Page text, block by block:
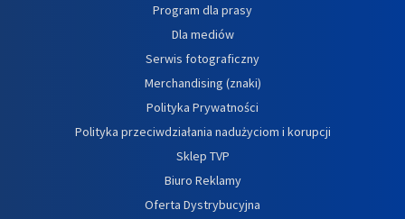
Program dla prasy
Dla mediów
Serwis fotograficzny
Merchandising (znaki)
Polityka Prywatności
Polityka przeciwdziałania nadużyciom i korupcji
Sklep TVP
Biuro Reklamy
Oferta Dystrybucyjna